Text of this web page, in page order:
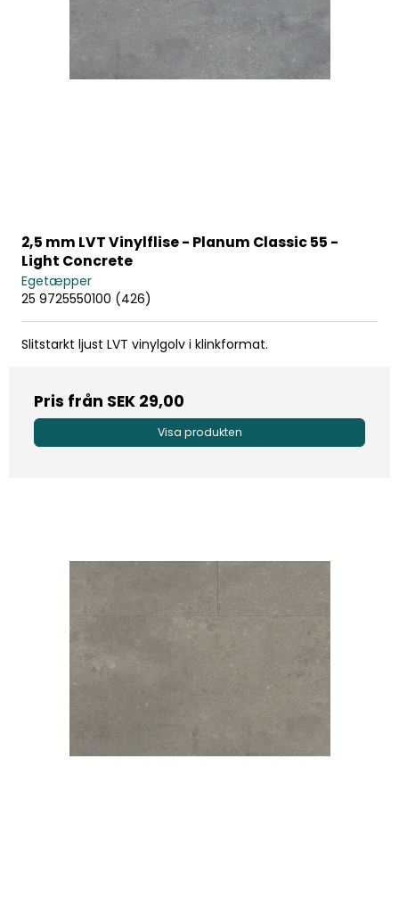
2,5 mm LVT Vinylflise - Planum Classic 55 -
Light Concrete
Egetæpper
25 9725550100 (426)
Slitstarkt ljust LVT vinylgolv i klinkformat.
Pris från SEK 29,00
Visa produkten